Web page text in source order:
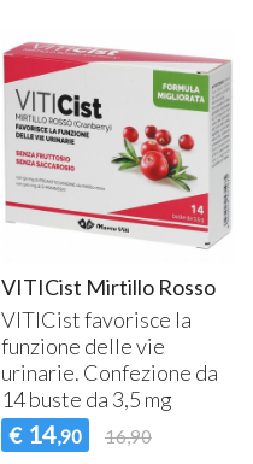
VITICist Mirtillo Rosso
VITICist favorisce la
funzione delle vie
urinarie. Confezione da
14 buste da 3,5 mg
€ 14,90 16,90